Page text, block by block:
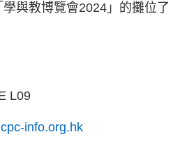
與教博覽會2024」的攤位了
L09
info.org.hk